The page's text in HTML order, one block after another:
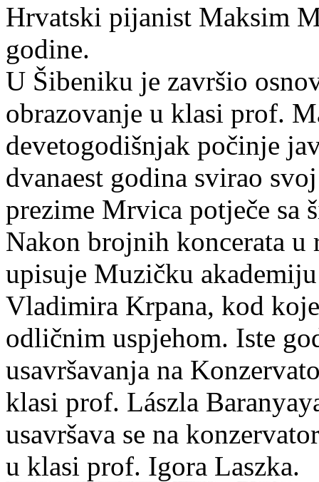
Hrvatski pijanist Maksim
godine.
U Šibeniku je završio
obrazovanje u klasi prof.
devetogodišnjak počinje
dvanaest godina svirao
prezime Mrvica potječe sa
Nakon brojnih koncerata u
upisuje Muzičku
Vladimira Krpana, kod
odličnim uspjehom. Iste
usavršavanja na
klasi prof. Lászla
usavršava se na
u klasi prof. Igora Laszka.